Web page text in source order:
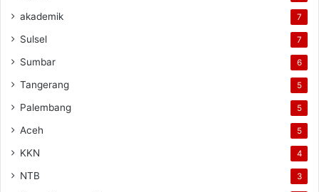
akademik 7
Sulsel 7
Sumbar 6
Tangerang 5
Palembang 5
Aceh 5
KKN 4
NTB 3